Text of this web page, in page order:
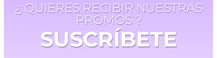
¿ QUIERES RECIBIR NUESTRAS
PROMOS ?
SUSCRÍBETE